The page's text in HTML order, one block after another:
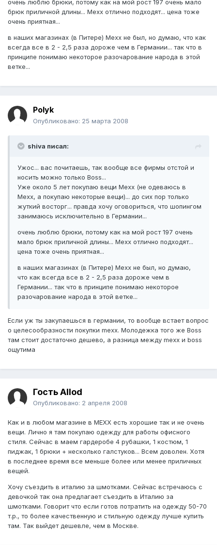
очень люблю брюки, потому как на мой рост 197 очень мало
брюк приличной длины... Mexx отлично подходят... цена тоже
очень приятная...
в наших магазинах (в Питере) Mexx не был, но думаю, что как
всегда все в 2 - 2,5 раза дороже чем в Германии... так что в
принципе понимаю некоторое разочарование народа в этой
ветке...
Polyk
Опубликовано: 25 марта 2008
shiva писал:
Ужос... вас почитаешь, так вообще все фирмы отстой и
носить можно только Boss...
Уже около 5 лет покупаю вещи Mexx (не одеваюсь в
Mexx, а покупаю некоторые вещи)... до сих пор только
жуткий восторг... правда хочу оговориться, что шопингом
занимаюсь исключительно в Германии...
очень люблю брюки, потому как на мой рост 197 очень
мало брюк приличной длины... Mexx отлично подходят...
цена тоже очень приятная...
в наших магазинах (в Питере) Mexx не был, но думаю,
что как всегда все в 2 - 2,5 раза дороже чем в
Германии... так что в принципе понимаю некоторое
разочарование народа в этой ветке...
Если уж ты закупаешься в германии, то вообще встает вопрос
о целесообразности покупки mexx. Молодежка того же Boss
там стоит достаточно дешево, а разница между mexx и boss
ощутима
Гость Allod
Опубликовано: 2 апреля 2008
Как и в любом магазине в MEXX есть хорошие так и не очень
вещи. Лично я там покупаю одежду для работы офисного
стиля. Сейчас в маем гардеробе 4 рубашки, 1 костюм, 1
пиджак, 1 брюки + несколько галстуков... Всем доволен. Хотя
в последнее время все меньше более или менее приличных
вещей.
Хочу съездить в италию за шмотками. Сейчас встречаюсь с
девочкой так она предлагает съездить в Италию за
шмотками. Говорит что если готов потратить на одежду 50-70
т.р., то более качественную и стильную одежду лучше купить
там. Так выйдет дешевле, чем в Москве.